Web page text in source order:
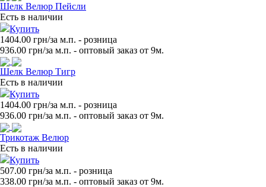
Шелк Велюр Пейсли
Есть в наличии
Купить
1404.00 грн/за м.п. - розница
936.00 грн/за м.п. - оптовый заказ от 9м.
Шелк Велюр Тигр
Есть в наличии
Купить
1404.00 грн/за м.п. - розница
936.00 грн/за м.п. - оптовый заказ от 9м.
Трикотаж Велюр
Есть в наличии
Купить
507.00 грн/за м.п. - розница
338.00 грн/за м.п. - оптовый заказ от 9м.